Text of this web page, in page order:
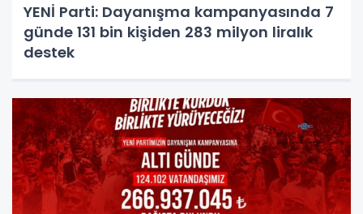
YENİ Parti: Dayanışma kampanyasında 7
günde 131 bin kişiden 283 milyon liralık
destek